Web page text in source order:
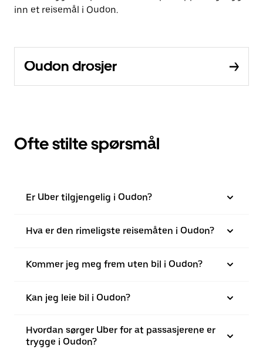
inn et reisemål i Oudon.
Oudon drosjer
Ofte stilte spørsmål
Er Uber tilgjengelig i Oudon?
Hva er den rimeligste reisemåten i Oudon?
Kommer jeg meg frem uten bil i Oudon?
Kan jeg leie bil i Oudon?
Hvordan sørger Uber for at passasjerene er
trygge i Oudon?